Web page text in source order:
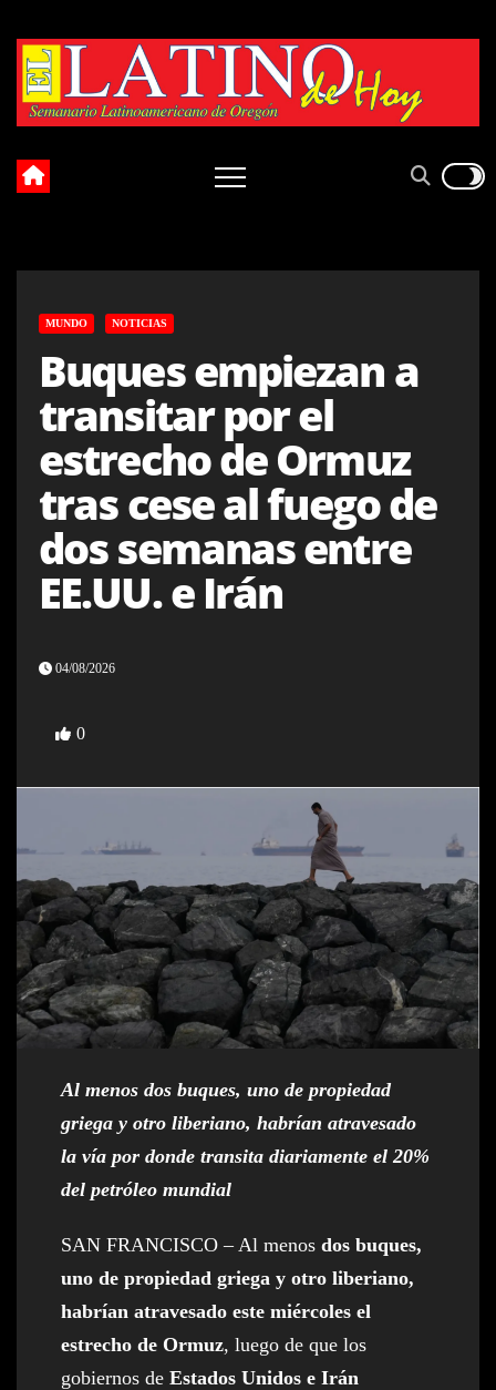
content
MUNDO NOTICIAS
Buques empiezan a
transitar por el
estrecho de Ormuz
tras cese al fuego de
dos semanas entre
EE.UU. e Irán
04/08/2026
0
Al menos dos buques, uno de propiedad
griega y otro liberiano, habrían atravesado
la vía por donde transita diariamente el 20%
del petróleo mundial
SAN FRANCISCO – Al menos dos buques,
uno de propiedad griega y otro liberiano,
habrían atravesado este miércoles el
estrecho de Ormuz, luego de que los
gobiernos de Estados Unidos e Irán